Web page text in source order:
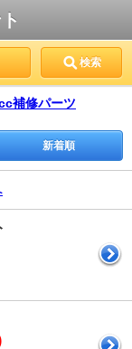
検索
補修パーツ
新着順